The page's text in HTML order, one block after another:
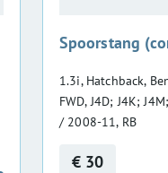
Spoorstang
1.3i, Hatchback,
FWD, J4D; J4K;
/ 2008-11, RB
€ 30